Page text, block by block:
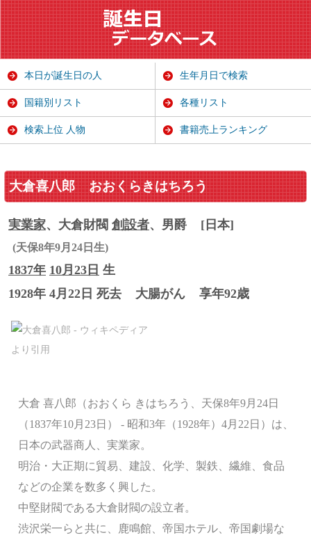
大倉喜八郎 おおくらきはちろう
実業家、大倉財閥 創設者、男爵 [日本]
(天保8年9月24日生)
1837年 10月23日 生
1928年 4月22日 死去
大腸がん 享年92歳
大倉 喜八郎（おおくら きはちろう、天保8年9月24日
（1837年10月23日） - 昭和3年（1928年）4月22日）は、
日本の武器商人、実業家。
明治・大正期に貿易、建設、化学、製鉄、繊維、食品
などの企業を数多く興した。
中堅財閥である大倉財閥の設立者。
渋沢栄一らと共に、鹿鳴館、帝国ホテル、帝国劇場な
本日が誕生日の人 生年月日で検索
国籍別リスト 各種リスト
検索上位 人物 書籍売上ランキング